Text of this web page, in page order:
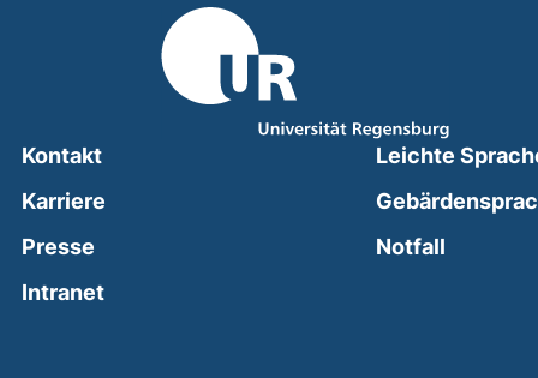
Kontakt
Karriere
Presse
Intranet(external link, opens in a new window)
Leichte
Notfall